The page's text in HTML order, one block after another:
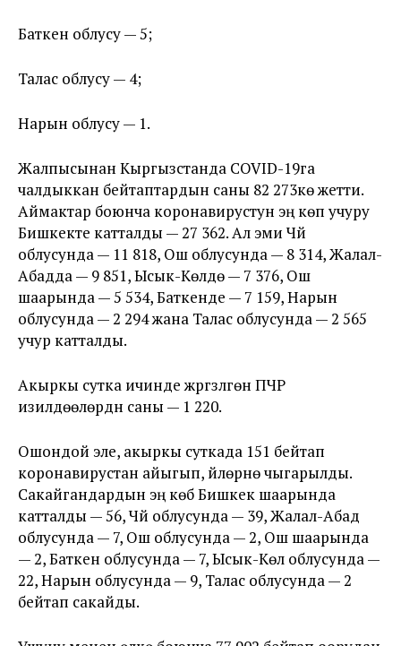
Баткен облусу — 5;
Талас облусу — 4;
Нарын облусу — 1.
Жалпысынан Кыргызстанда COVID-19га
чалдыккан бейтаптардын саны 82 273кө жетти.
Аймактар боюнча коронавирустун эң көп учуру
Бишкекте катталды — 27 362. Ал эми Чүй
облусунда — 11 818, Ош облусунда — 8 314, Жалал-
Абадда — 9 851, Ысык-Көлдө — 7 376, Ош
шаарында — 5 534, Баткенде — 7 159, Нарын
облусунда — 2 294 жана Талас облусунда — 2 565
учур катталды.
Акыркы сутка ичинде жүргүзүлгөн ПЧР
изилдөөлөрдүн саны — 1 220.
Ошондой эле, акыркы суткада 151 бейтап
коронавирустан айыгып, үйлөрүнө чыгарылды.
Сакайгандардын эң көбү Бишкек шаарында
катталды — 56, Чүй облусунда — 39, Жалал-Абад
облусунда — 7, Ош облусунда — 2, Ош шаарында
— 2, Баткен облусунда — 7, Ысык-Көл облусунда —
22, Нарын облусунда — 9, Талас облусунда — 2
бейтап сакайды.